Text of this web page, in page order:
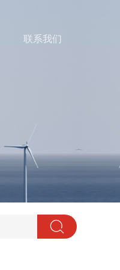
联系我们